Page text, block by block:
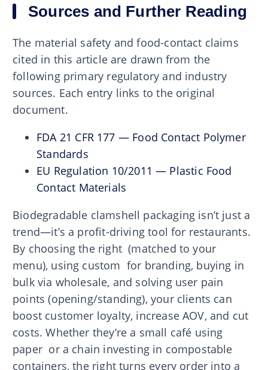
Sources and Further Reading
The material safety and food-contact claims
cited in this article are drawn from the
following primary regulatory and industry
sources. Each entry links to the original
document.
FDA 21 CFR 177 — Food Contact Polymer
Standards
EU Regulation 10/2011 — Plastic Food
Contact Materials
Biodegradable clamshell packaging isn’t just a
trend—it’s a profit-driving tool for restaurants.
By choosing the right (matched to your
menu), using custom for branding, buying in
bulk via wholesale, and solving user pain
points (opening/standing), your clients can
boost customer loyalty, increase AOV, and cut
costs. Whether they’re a small café using
paper or a chain investing in compostable
containers, the right turns every order into a